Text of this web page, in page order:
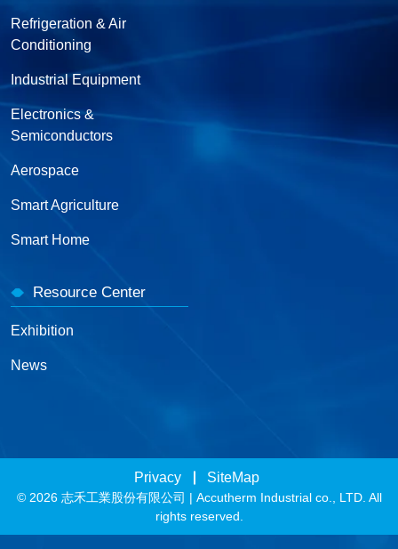
Refrigeration & Air
Conditioning
Industrial Equipment
Electronics &
Semiconductors
Aerospace
Smart Agriculture
Smart Home
Resource Center
Exhibition
News
© 2026 志禾工業股份有限公司 | Accutherm Industrial co., LTD. All
rights reserved.
Privacy SiteMap